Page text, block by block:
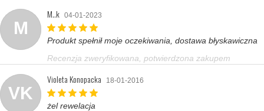
M
M..k 04-01-2023
Produkt spełnił moje oczekiwania, dostawa błyskawiczna
Recenzja zweryfikowana, potwierdzona zakupem
VK
Violeta Konopacka 18-01-2016
żel rewelacja